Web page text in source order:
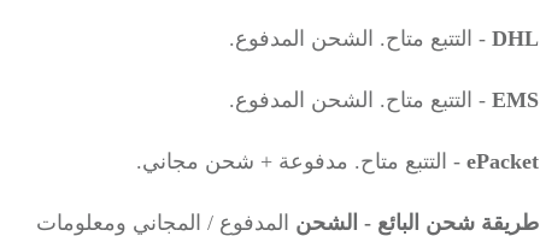
- التتبع متاح.الشحن المدفوع.
- التتبع متاح.الشحن المدفوع.
- التتبع متاح.مدفوعة + شحن مجاني.
شحن البائع - الشحنالمدفوع / المجاني ومعلومات